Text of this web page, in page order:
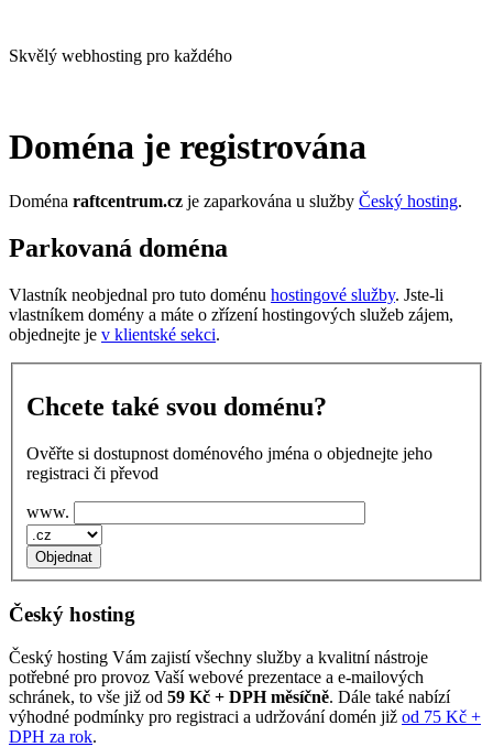
Skvělý webhosting pro každého
Doména je registrována
Doména raftcentrum.cz je zaparkována u služby Český hosting.
Parkovaná doména
Vlastník neobjednal pro tuto doménu hostingové služby. Jste-li
vlastníkem domény a máte o zřízení hostingových služeb zájem,
objednejte je v klientské sekci.
Chcete také svou doménu?
Ověřte si dostupnost doménového jména o objednejte jeho
registraci či převod
www.
Český hosting
Český hosting Vám zajistí všechny služby a kvalitní nástroje
potřebné pro provoz Vaší webové prezentace a e‑mailových
schránek, to vše již od 59 Kč + DPH měsíčně. Dále také nabízí
výhodné podmínky pro registraci a udržování domén již od 75 Kč +
DPH za rok.